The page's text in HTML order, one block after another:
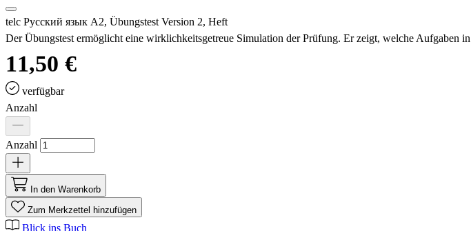
telc Русский язык A2, Übungstest Version 2, Heft
Der Übungstest ermöglicht eine wirklichkeitsgetreue Simulation der Prüfung. Er zeigt, welche
11,50 €
verfügbar
Anzahl
Anzahl
In den Warenkorb
Zum Merkzettel hinzufügen
Blick ins Buch